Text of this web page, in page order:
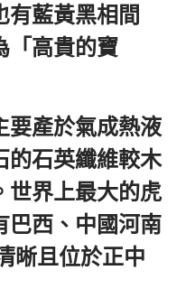
有藍黃黑相間
「高貴的寶
要產於氣成熱液
的石英纖維較木
世界上最大的虎
巴西、中國河南
晰且位於正中